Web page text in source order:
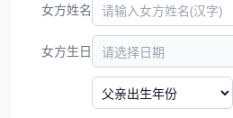
女方姓名
女方生日